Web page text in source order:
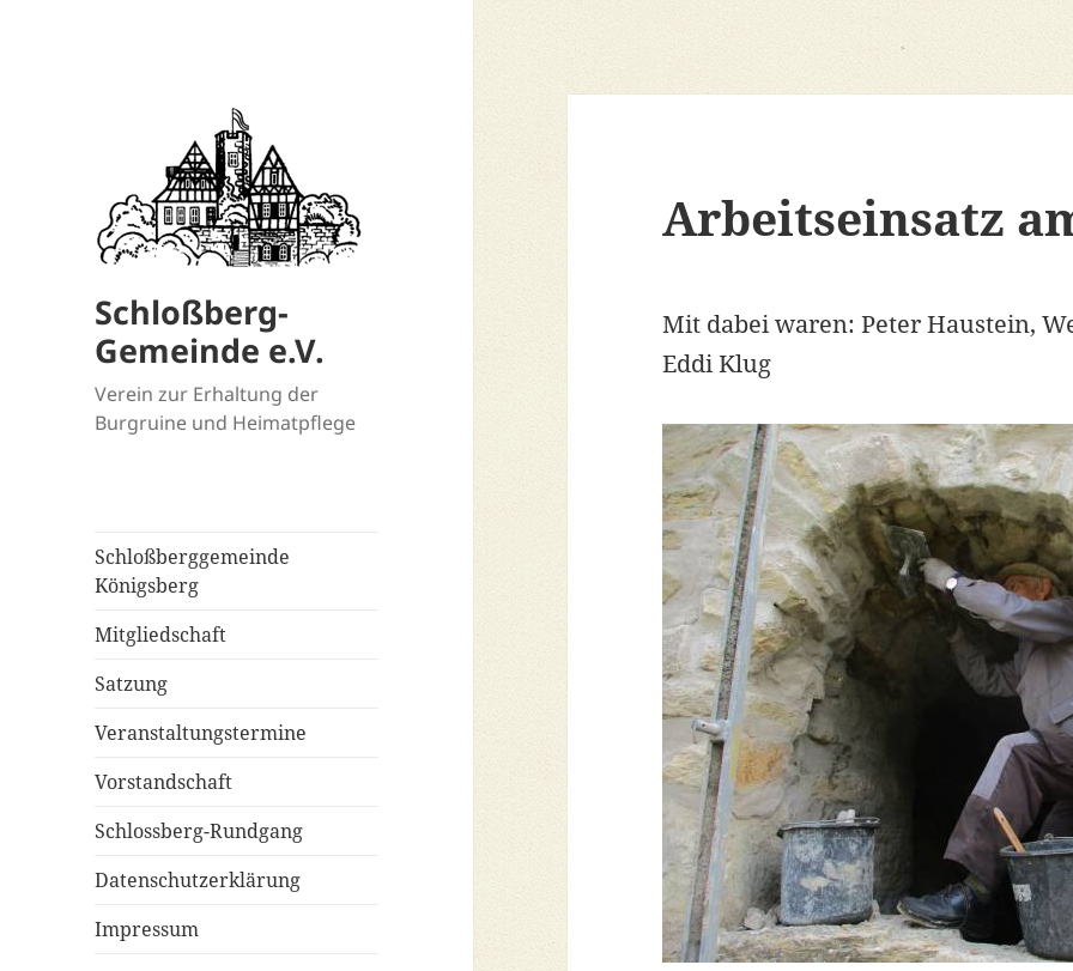
Schloßberg-
Gemeinde e.V.
Verein zur Erhaltung der
Burgruine und Heimatpflege
Schloßberggemeinde
Königsberg
Mitgliedschaft
Satzung
Veranstaltungstermine
Vorstandschaft
Schlossberg-Rundgang
Datenschutzerklärung
Impressum
Arbeitseinsatz
Mit dabei waren: Peter Haustein,
Eddi Klug